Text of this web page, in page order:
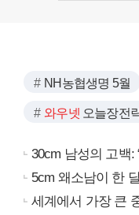
NH농협생명 5월
와우넷 오늘장전
30cm 남성의 고백:
5cm 왜소남이 한
세계에서 가장 큰